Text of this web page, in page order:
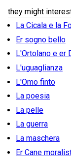
they might
La Cicala e la
Er sogno bello
L'Ortolano e er
L'uguaglianza
L'Omo finto
La poesia
La pelle
La guerra
La maschera
Er Cane